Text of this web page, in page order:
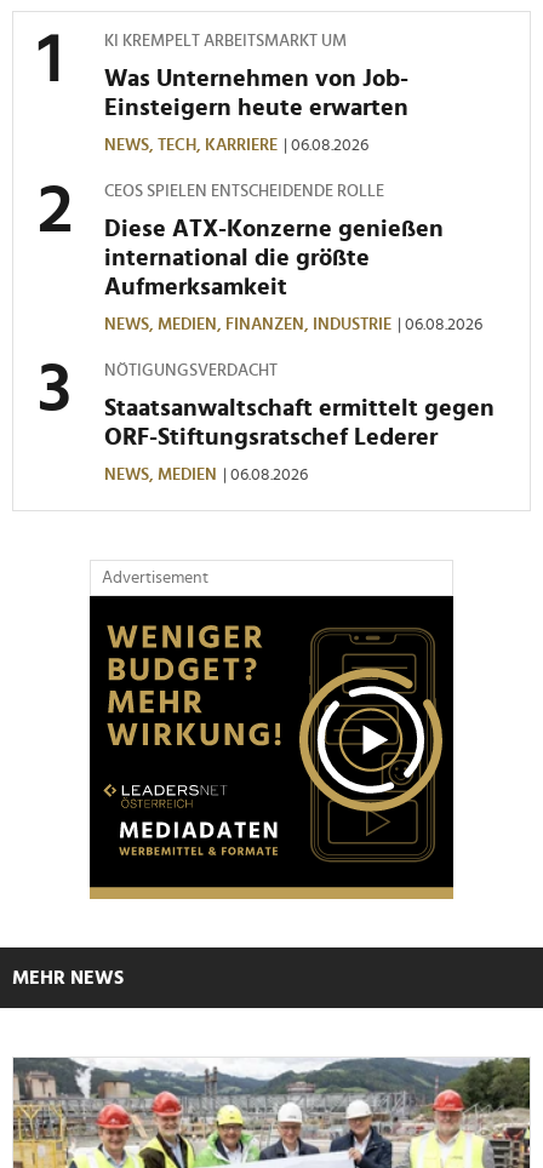
KI KREMPELT ARBEITSMARKT UM
Was Unternehmen von Job-
Einsteigern heute erwarten
NEWS, TECH, KARRIERE | 06.08.2026
CEOS SPIELEN ENTSCHEIDENDE ROLLE
Diese ATX-Konzerne genießen
international die größte
Aufmerksamkeit
NEWS, MEDIEN, FINANZEN, INDUSTRIE | 06.08.2026
NÖTIGUNGSVERDACHT
Staatsanwaltschaft ermittelt gegen
ORF-Stiftungsratschef Lederer
NEWS, MEDIEN | 06.08.2026
Advertisement
MEHR NEWS